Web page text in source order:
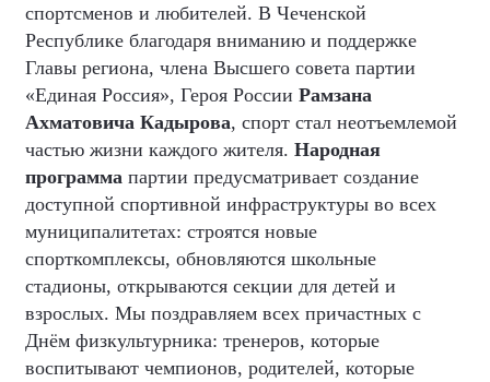
спортсменов и любителей. В Чеченской
Республике благодаря вниманию и поддержке
Главы региона, члена Высшего совета партии
«Единая Россия», Героя России Рамзана
Ахматовича Кадырова, спорт стал неотъемлемой
частью жизни каждого жителя. Народная
программа партии предусматривает создание
доступной спортивной инфраструктуры во всех
муниципалитетах: строятся новые
спорткомплексы, обновляются школьные
стадионы, открываются секции для детей и
взрослых. Мы поздравляем всех причастных с
Днём физкультурника: тренеров, которые
воспитывают чемпионов, родителей, которые